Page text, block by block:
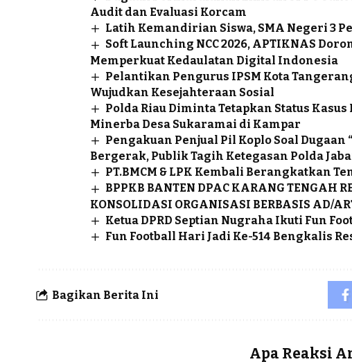
Audit dan Evaluasi Korcam
Latih Kemandirian Siswa, SMA Negeri 3
Soft Launching NCC 2026, APTIKNAS
Memperkuat Kedaulatan Digital Indonesia
Pelantikan Pengurus IPSM Kota
Wujudkan Kesejahteraan Sosial
Polda Riau Diminta Tetapkan Status
Minerba Desa Sukaramai di Kampar
Pengakuan Penjual Pil Koplo Soal Dugaan
Bergerak, Publik Tagih Ketegasan Polda
PT.BMCM & LPK Kembali Berangkatkan
BPPKB BANTEN DPAC KARANG TENGAH
KONSOLIDASI ORGANISASI BERBASIS AD/
Ketua DPRD Septian Nugraha Ikuti Fun
Fun Football Hari Jadi Ke-514 Bengkalis
Bagikan Berita Ini
Apa Reaksi